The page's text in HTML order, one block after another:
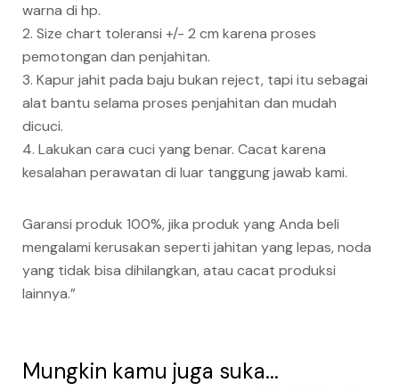
warna di hp.
2. Size chart toleransi +/- 2 cm karena proses
pemotongan dan penjahitan.
3. Kapur jahit pada baju bukan reject, tapi itu sebagai
alat bantu selama proses penjahitan dan mudah
dicuci.
4. Lakukan cara cuci yang benar. Cacat karena
kesalahan perawatan di luar tanggung jawab kami.
Garansi produk 100%, jika produk yang Anda beli
mengalami kerusakan seperti jahitan yang lepas, noda
yang tidak bisa dihilangkan, atau cacat produksi
lainnya.”
Mungkin kamu juga suka...